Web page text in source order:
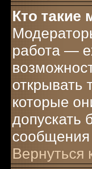
Кто такие
работа —
которые
допускать
сообщения
Вернуться